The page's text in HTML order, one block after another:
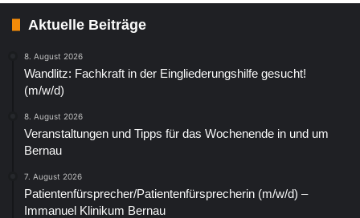
Aktuelle Beiträge
8. August 2026
Wandlitz: Fachkraft in der Eingliederungshilfe gesucht!
(m/w/d)
8. August 2026
Veranstaltungen und Tipps für das Wochenende in und um
Bernau
7. August 2026
Patientenfürsprecher/Patientenfürsprecherin (m/w/d) –
Immanuel Klinikum Bernau